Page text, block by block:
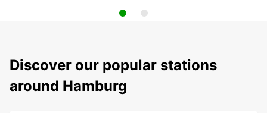
Discover our popular stations
around Hamburg